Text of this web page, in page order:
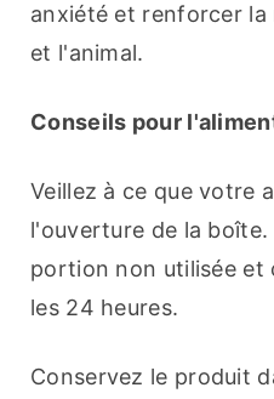
anxiété et renforcer
et l'animal.
Conseils pour
Veillez à ce que votre
l'ouverture de la
portion non utilisée et
les 24 heures.
Conservez le produit